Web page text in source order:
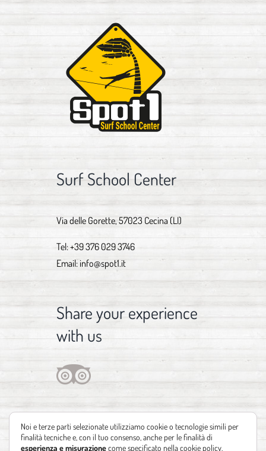
Surf School Center
Via delle Gorette, 57023 Cecina (LI)
Tel:+39 376 029 3746
Email: info@spot1.it
Share your experience
with us
Noi e terze parti selezionate utilizziamo cookie o tecnologie simili per
finalità tecniche e, con il tuo consenso, anche per le finalità di
esperienza e misurazionecome specificato nellacookie policy